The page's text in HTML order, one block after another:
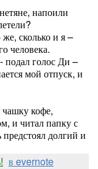
напоили
сколько и я –
человека.
подал голос Ди –
мой отпуск, и
кофе,
и читал папку с
долгий и
в evernote